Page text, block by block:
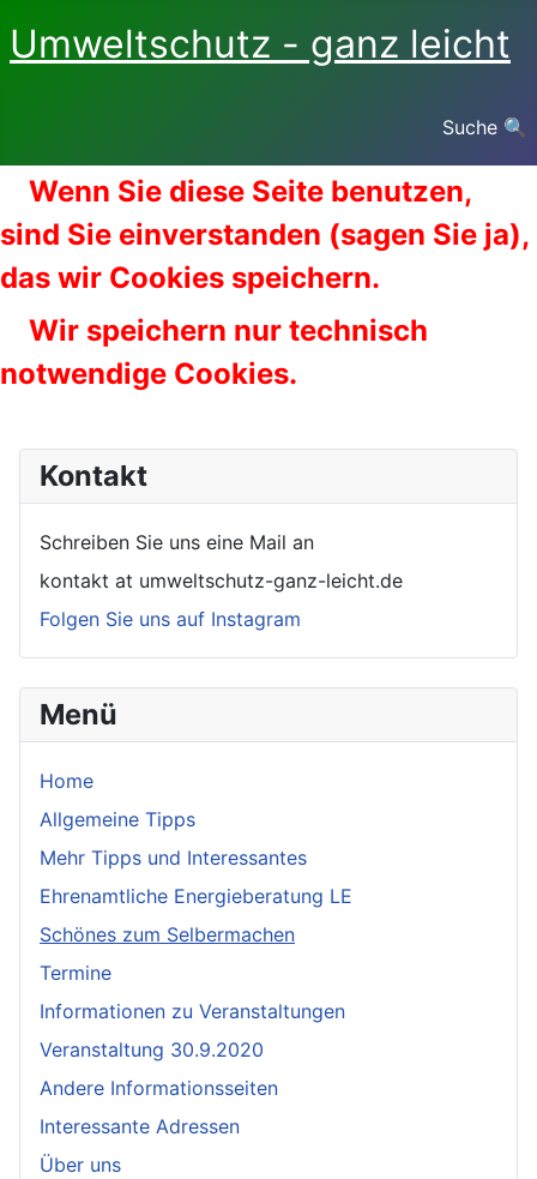
Umweltschutz - ganz leicht
Suche 🔍
Wenn Sie diese Seite benutzen,
sind Sie einverstanden (sagen Sie ja),
das wir Cookies speichern.
Wir speichern nur technisch
notwendige Cookies.
Kontakt
Schreiben Sie uns eine Mail an
kontakt at umweltschutz-ganz-leicht.de
Folgen Sie uns auf Instagram
Menü
Home
Allgemeine Tipps
Mehr Tipps und Interessantes
Ehrenamtliche Energieberatung LE
Schönes zum Selbermachen
Termine
Informationen zu Veranstaltungen
Veranstaltung 30.9.2020
Andere Informationsseiten
Interessante Adressen
Über uns